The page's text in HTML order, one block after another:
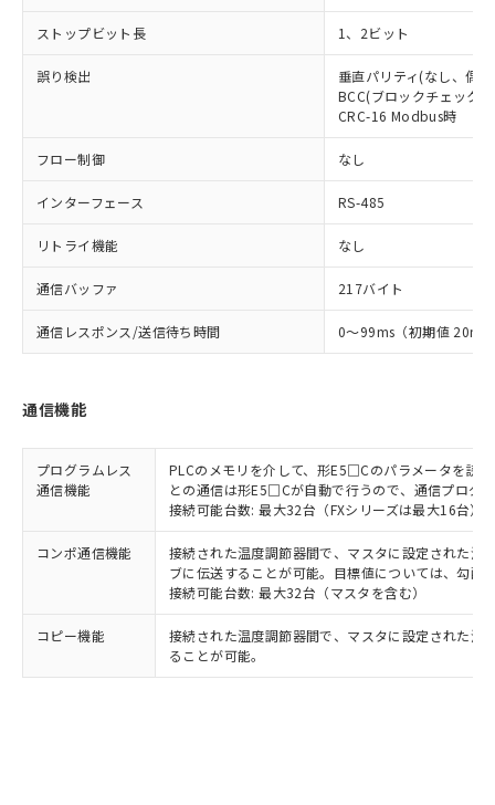
ストップビット長 1、2ビット
誤り検出
垂直パリティ(なし、偶
BCC(ブロックチェック
CRC-16 Modbus時
フロー制御 なし
インターフェース RS-485
リトライ機能 なし
通信バッファ 217バイト
通信レスポンス/送信待ち時間 0～99ms（初期値 20ms
通信機能
プログラムレス
通信機能
PLCのメモリを介して、形E5□Cのパラメータを読
との通信は形E5□Cが自動で行うので、通信プログ
接続可能台数: 最大32台（FXシリーズは最大16台）
コンポ通信機能
接続された温度調節器間で、マスタに設定された温
ブに伝送することが可能。目標値については、勾配
接続可能台数: 最大32台（マスタを含む）
コピー機能
接続された温度調節器間で、マスタに設定された温
ることが可能。